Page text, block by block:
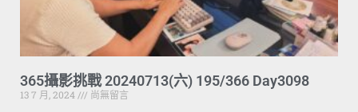
365攝影挑戰 20240713(六) 195/366 Day3098
13 7 月, 2024
尚無留言